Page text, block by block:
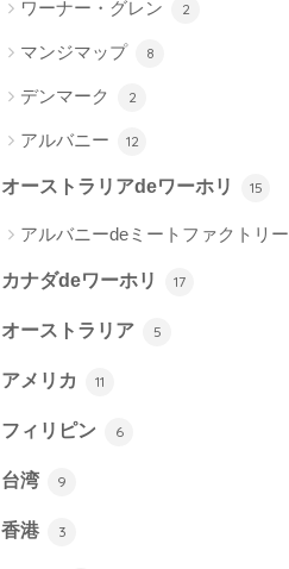
ワーナー・グレン 2
マンジマップ 8
デンマーク 2
アルバニー 12
オーストラリアdeワーホリ 15
アルバニーdeミートファクトリー
カナダdeワーホリ 17
オーストラリア 5
アメリカ 11
フィリピン 6
台湾 9
香港 3